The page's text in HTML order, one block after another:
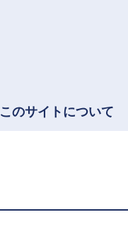
このサイトについて